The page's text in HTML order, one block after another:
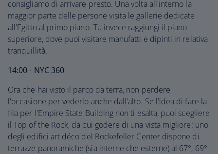
consigliamo di arrivare presto. Una volta all'interno la
maggior parte delle persone visita le gallerie dedicate
all'Egitto al primo piano. Tu invece raggiungi il piano
superiore, dove puoi visitare manufatti e dipinti in relativa
tranquillità.
14:00 - NYC 360
Ora che hai visto il parco da terra, non perdere
l'occasione per vederlo anche dall'alto. Se l'idea di fare la
fila per l'Empire State Building non ti esalta, puoi scegliere
il Top of the Rock, da cui godere di una vista migliore: uno
degli edifici art déco del Rockefeller Center dispone di
terrazze panoramiche (sia interne che esterne) al 67°, 69°